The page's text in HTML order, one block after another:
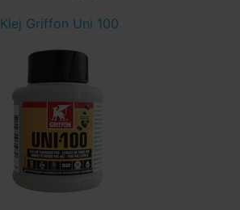
Klej Griffon Uni 100